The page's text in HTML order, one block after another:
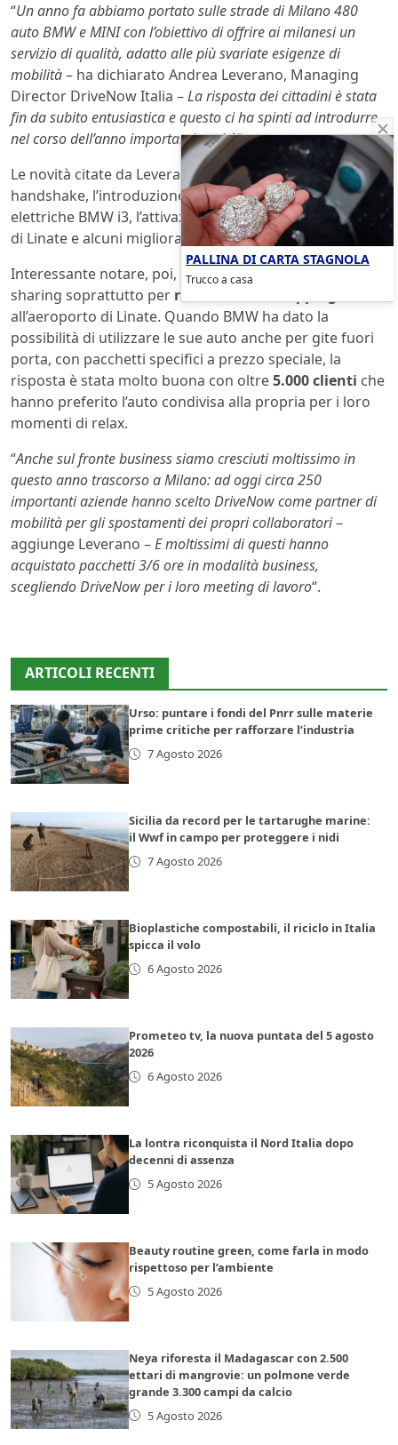
“Un anno fa abbiamo portato sulle strade di Milano 480
auto BMW e MINI con l’obiettivo di offrire ai milanesi un
servizio di qualità, adatto alle più svariate esigenze di
mobilità– ha dichiarato Andrea Leverano, Managing
Director DriveNow Italia –La risposta dei cittadini è stata
fin da subito entusiastica e questo ci ha spinti ad introdurre
nel corso dell’anno importanti novità“.
Le novità citate da Leverano sono, oltre al già citato
handshake, l’introduzione nella flotta di 20 auto
elettriche BMW i3, l’attivazione del servizio all’aeroporto
di Linate e alcuni miglioramenti all’app di DriveNow.
Interessante notare, poi, che i milanesi usino il car
sharing soprattutto per recarsi a fare shopping
all’aeroporto di Linate. Quando BMW ha dato la
possibilità di utilizzare le sue auto anche per gite fuori
porta, con pacchetti specifici a prezzo speciale, la
risposta è stata molto buona con oltre5.000 clienti che
hanno preferito l’auto condivisa alla propria per i loro
momenti di relax.
“Anche sul fronte business siamo cresciuti moltissimo in
questo anno trascorso a Milano: ad oggi circa 250
importanti aziende hanno scelto DriveNow come partner di
mobilità per gli spostamenti dei propri collaboratori–
aggiunge Leverano –E moltissimi di questi hanno
acquistato pacchetti 3/6 ore in modalità business,
scegliendo DriveNow per i loro meeting di lavoro“.
ARTICOLI RECENTI
Urso: puntare i fondi del Pnrr sulle materie
prime critiche per rafforzare l’industria
7 Agosto 2026
Sicilia da record per le tartarughe marine:
il Wwf in campo per proteggere i nidi
7 Agosto 2026
Bioplastiche compostabili, il riciclo in Italia
spicca il volo
6 Agosto 2026
Prometeo tv, la nuova puntata del 5 agosto
2026
6 Agosto 2026
La lontra riconquista il Nord Italia dopo
decenni di assenza
5 Agosto 2026
Beauty routine green, come farla in modo
rispettoso per l’ambiente
5 Agosto 2026
Neya riforesta il Madagascar con 2.500
ettari di mangrovie: un polmone verde
grande 3.300 campi da calcio
5 Agosto 2026
PALLINA DI CARTA STAGNOLA
Trucco a casa